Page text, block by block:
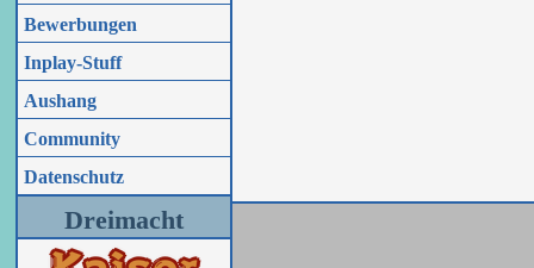
Bewerbungen
Inplay-Stuff
Aushang
Community
Datenschutz
Dreimacht